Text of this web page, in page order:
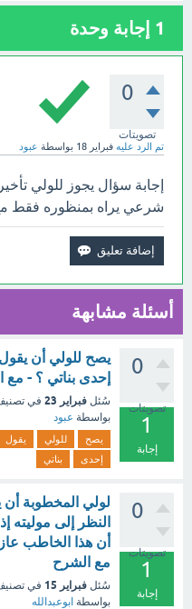
1 إجابة وحدة
0
تصويتات
تم الرد عليه فبراير 18 بواسطة عبود
إجابة سؤال يجوز للولي
شرعي يراه بمنظوره فقط
أسئلة مشابهة
0
تصويتات
1
إجابة
يصح للولي أن
إحدى بناتي ؟ - مع
سُئل فبراير 23 في
بواسطة عبود
يصح للولي يقول
إحدى
بناتي
0
تصويتات
1
إجابة
لولي المخطوبة
النظر إلى موليته
أن هذا الخاطب
مع الشرح
سُئل فبراير 15 في
بواسطة ابوعبدالله